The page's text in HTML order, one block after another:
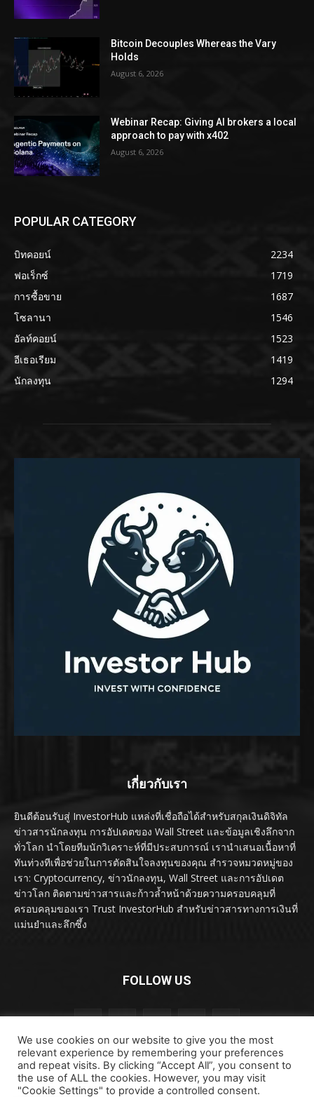
Bitcoin Decouples Whereas the Vary
Holds
August 6, 2026
Webinar Recap: Giving AI brokers a local
approach to pay with x402
August 6, 2026
POPULAR CATEGORY
บิทคอยน์
2234
ฟอเร็กซ์
1719
การซื้อขาย
1687
โซลานา
1546
อัลท์คอยน์
1523
อีเธอเรียม
1419
นักลงทุน
1294
เกี่ยวกับเรา
ยินดีต้อนรับสู่ InvestorHub แหล่งที่เชื่อถือได้สำหรับสกุลเงินดิจิทัล
ข่าวสารนักลงทุน การอัปเดตของ Wall Street และข้อมูลเชิงลึกจาก
ทั่วโลก นำโดยทีมนักวิเคราะห์ที่มีประสบการณ์ เรานำเสนอเนื้อหาที่
ทันท่วงทีเพื่อช่วยในการตัดสินใจลงทุนของคุณ สำรวจหมวดหมู่ของ
เรา: Cryptocurrency, ข่าวนักลงทุน, Wall Street และการอัปเดต
ข่าวโลก ติดตามข่าวสารและก้าวล้ำหน้าด้วยความครอบคลุมที่
ครอบคลุมของเรา Trust InvestorHub สำหรับข่าวสารทางการเงินที่
แม่นยำและลึกซึ้ง
FOLLOW US
ลิขสิทธิ์ © ลิขสิทธิ์ 2024 investorhub.click สงวนลิขสิทธิ์
We use cookies on our website to give you the most
relevant experience by remembering your preferences
and repeat visits. By clicking “Accept All”, you consent to
the use of ALL the cookies. However, you may visit
"Cookie Settings" to provide a controlled consent.